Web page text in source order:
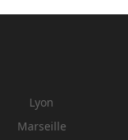
Lyon
Marseille